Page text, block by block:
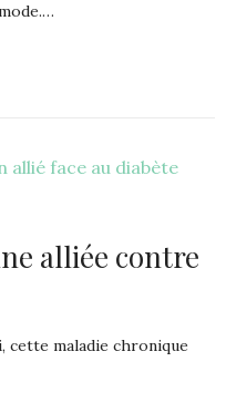
alliée contre
cette maladie chronique